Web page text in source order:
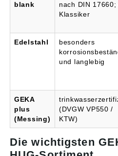
blank
nach DIN 17660;
Klassiker
Edelstahl
besonders
und langlebig
GEKA
plus
(Messing)
(DVGW VP550 /
KTW)
Die wichtigsten